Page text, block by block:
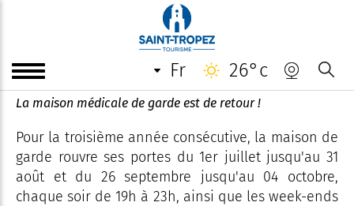
fr 26°c
Maison médicale de garde de
Saint-Tropez
La maison médicale de garde est de retour !
Pour la troisième année consécutive, la maison de
garde rouvre ses portes du 1er juillet jusqu'au 31
août et du 26 septembre jusqu'au 04 octobre,
chaque soir de 19h à 23h, ainsi que les week-ends